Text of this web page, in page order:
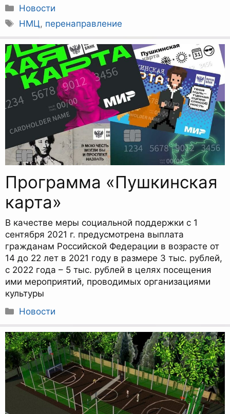
Рубрики
Новости
Метки
НМЦ, перенаправление
Программа «Пушкинская
карта»
В качестве меры социальной поддержки с 1
сентября 2021 г. предусмотрена выплата
гражданам Российской Федерации в возрасте от
14 до 22 лет в 2021 году в размере 3 тыс. рублей,
с 2022 года – 5 тыс. рублей в целях посещения
ими мероприятий, проводимых организациями
культуры
Рубрики
Новости